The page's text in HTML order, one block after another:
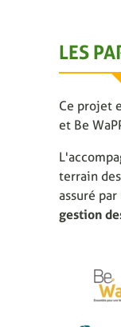
LES
Ce projet
et Be
terrain
assuré par
gestion